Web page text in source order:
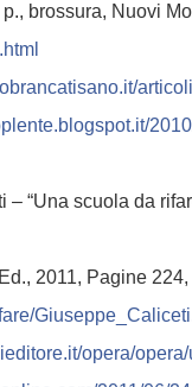
brossura, Nuovi
/
.it/
– “Una scuola da
2011, Pagine 224,
opera/opera/